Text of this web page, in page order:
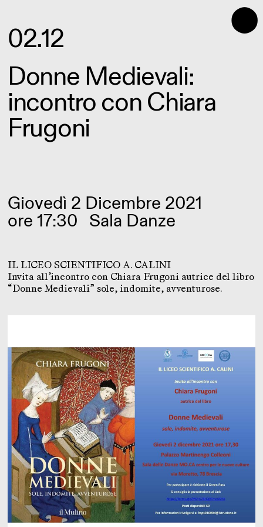
⬤
02.12
Donne Medievali:
incontro con Chiara
Frugoni
Giovedì 2 Dicembre 2021
ore 17:30 Sala Danze
IL LICEO SCIENTIFICO A. CALINI
Invita all’incontro con Chiara Frugoni autrice del libro
“Donne Medievali” sole, indomite, avventurose.